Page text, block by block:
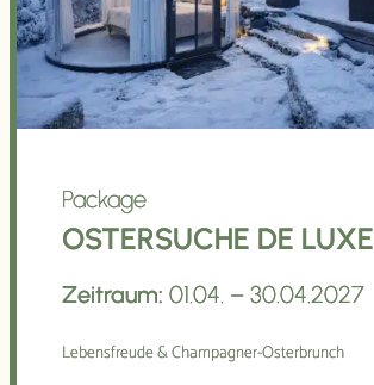
Package
OSTERSUCHE DE LUXE
Zeitraum: 01.04. – 30.04.2027
Lebensfreude & Champagner-Osterbrunch